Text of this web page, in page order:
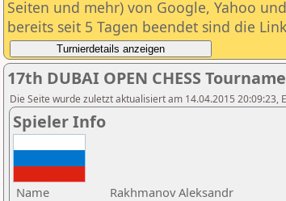
Seiten und mehr) von Google, Yahoo
bereits seit 5 Tagen beendet sind die
17th DUBAI OPEN CHESS
Die Seite wurde zuletzt aktualisiert am 14.04.2015
Spieler Info
Name
Rakhmanov Aleksandr